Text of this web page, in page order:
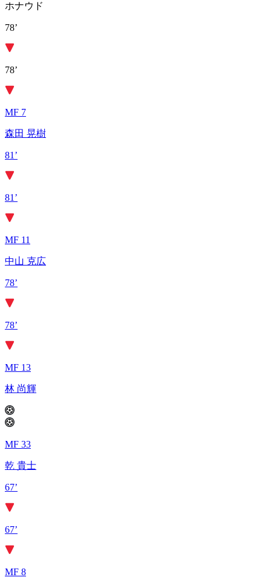
ホナウド
78’
78’
MF 7
森田 晃樹
81’
81’
MF 11
中山 克広
78’
78’
MF 13
林 尚輝
MF 33
乾 貴士
67’
67’
MF 8